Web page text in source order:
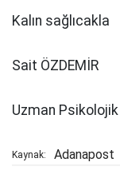
Kalın sağlıcakla
Sait ÖZDEMİR
Uzman Psikolojik
Kaynak: Adanapost